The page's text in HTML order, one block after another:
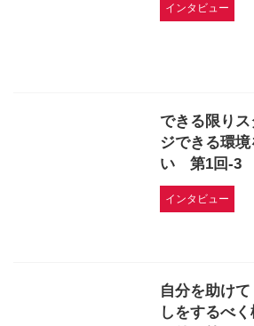
インタビュー
できる限り
ジできる環
い 第1回-3
インタビュー
自分を助け
しをするべ